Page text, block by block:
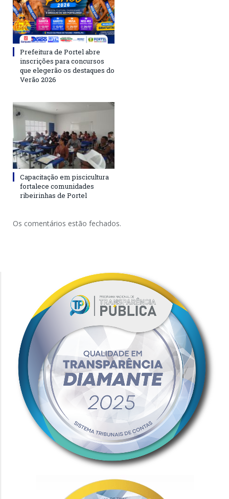
Prefeitura de Portel abre
inscrições para concursos
que elegerão os destaques do
Verão 2026
Capacitação em piscicultura
fortalece comunidades
ribeirinhas de Portel
Os comentários estão fechados.